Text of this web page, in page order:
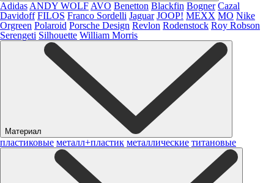
Adidas ANDY WOLF AVO Benetton Blackfin Bogner Cazal
Davidoff FILOS Franco Sordelli Jaguar JOOP! MEXX MO Nike
Orgreen Polaroid Porsche Design Revlon Rodenstock Roy Robson
Serengeti Silhouette William Morris
Материал
пластиковые металл+пластик металлические титановые